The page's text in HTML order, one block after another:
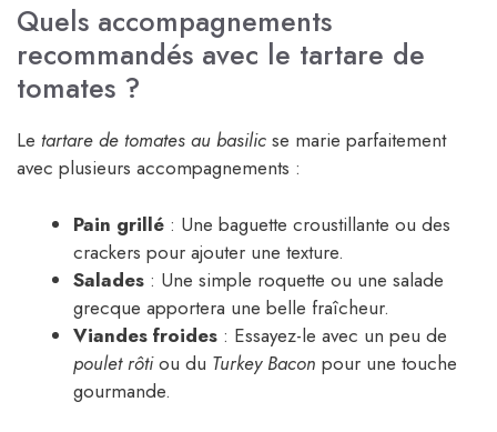
Quels accompagnements
recommandés avec le tartare de
tomates ?
Le tartare de tomates au basilic se marie parfaitement
avec plusieurs accompagnements :
Pain grillé : Une baguette croustillante ou des
crackers pour ajouter une texture.
Salades : Une simple roquette ou une salade
grecque apportera une belle fraîcheur.
Viandes froides : Essayez-le avec un peu de
poulet rôtiou du Turkey Bacon pour une touche
gourmande.